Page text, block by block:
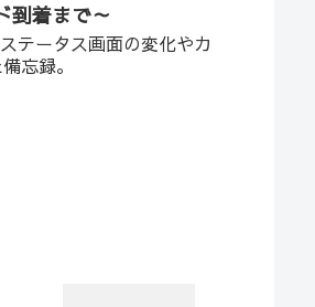
到着まで～
テータス画面の変化やカ
忘録。